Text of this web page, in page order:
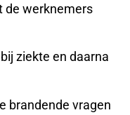
de werknemers
ziekte en daarna
brandende vragen